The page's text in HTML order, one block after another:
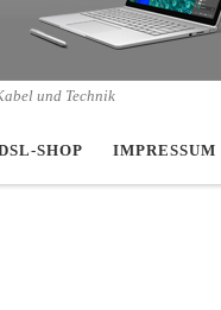
und Technik
SHOP